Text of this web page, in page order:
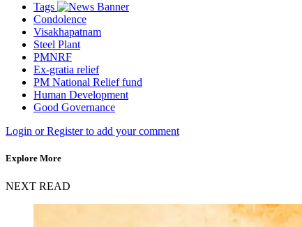
Tags
Condolence
Visakhapatnam
Steel Plant
PMNRF
Ex-gratia relief
PM National Relief fund
Human Development
Good Governance
Login or Register to add your comment
Explore More
NEXT READ